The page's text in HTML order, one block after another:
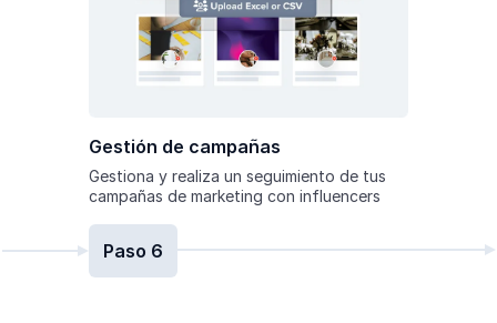
Gestión de campañas
Gestiona y realiza un seguimiento de tus
campañas de marketing con influencers
Paso 6